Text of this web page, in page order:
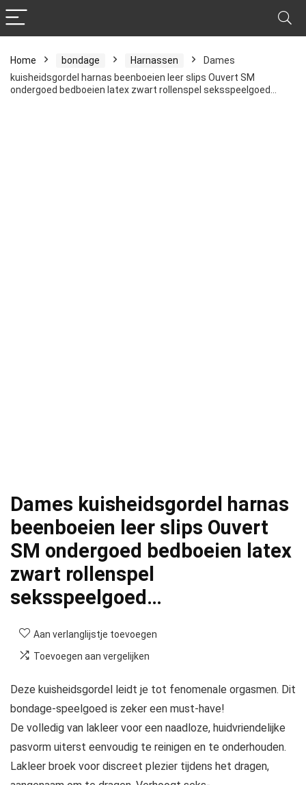
Home bondage Harnassen
Dames
kuisheidsgordel harnas beenboeien leer slips Ouvert SM
ondergoed bedboeien latex zwart rollenspel seksspeelgoed…
Dames kuisheidsgordel harnas
beenboeien leer slips Ouvert
SM ondergoed bedboeien latex
zwart rollenspel
seksspeelgoed…
Aan verlanglijstje toevoegen
Toevoegen aan vergelijken
Deze kuisheidsgordel leidt je tot fenomenale orgasmen. Dit
bondage-speelgoed is zeker een must-have!
De volledig van lakleer voor een naadloze, huidvriendelijke
pasvorm uiterst eenvoudig te reinigen en te onderhouden.
Lakleer broek voor discreet plezier tijdens het dragen,